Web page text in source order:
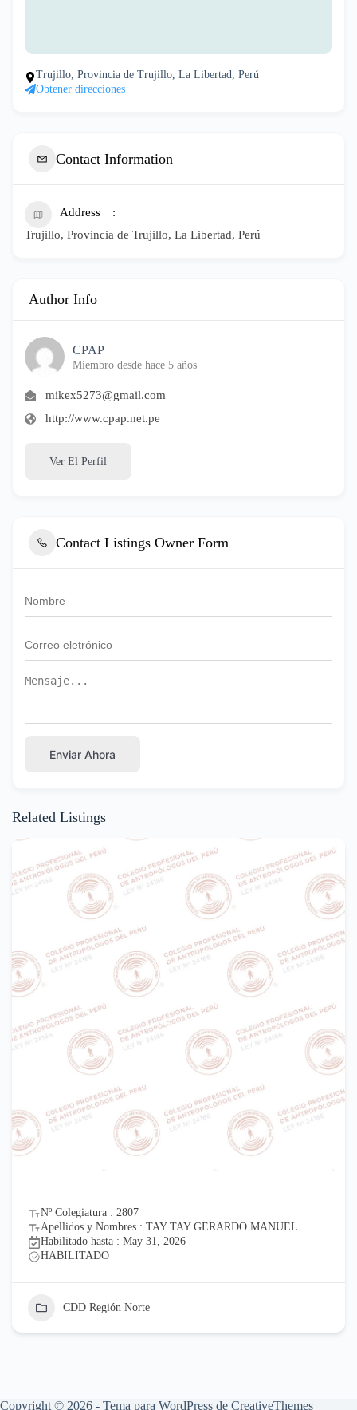
Trujillo, Provincia de Trujillo, La Libertad, Perú
Obtener direcciones
Contact Information
Address
Trujillo, Provincia de Trujillo, La Libertad, Perú
Author Info
CPAP
Miembro desde hace 5 años
mikex5273@gmail.com
http://www.cpap.net.pe
Ver El Perfil
Contact Listings Owner Form
Enviar Ahora
Related Listings
Nº Colegiatura : 2807
Apellidos y Nombres : TAY TAY GERARDO MANUEL
Habilitado hasta : May 31, 2026
HABILITADO
CDD Región Norte
Copyright © 2026 - Tema para WordPress de CreativeThemes